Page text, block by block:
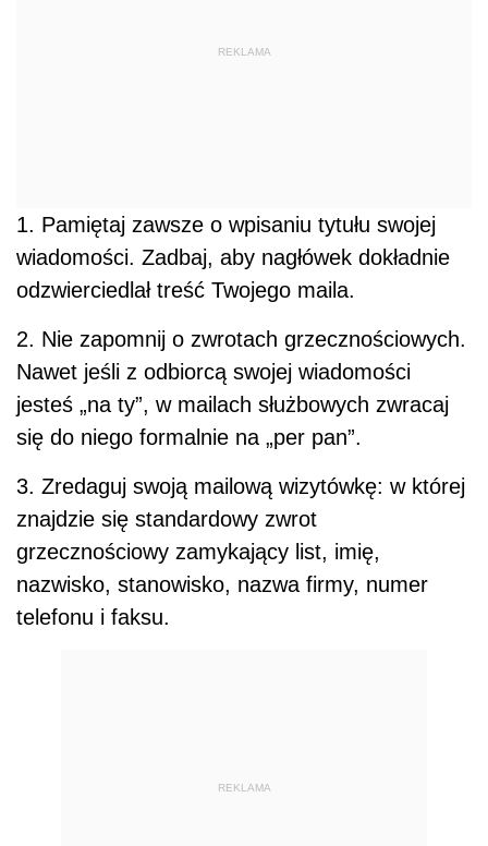
REKLAMA
1. Pamiętaj zawsze o wpisaniu tytułu swojej
wiadomości. Zadbaj, aby nagłówek dokładnie
odzwierciedlał treść Twojego maila.
2. Nie zapomnij o zwrotach grzecznościowych.
Nawet jeśli z odbiorcą swojej wiadomości
jesteś „na ty”, w mailach służbowych zwracaj
się do niego formalnie na „per pan”.
3. Zredaguj swoją mailową wizytówkę: w której
znajdzie się standardowy zwrot
grzecznościowy zamykający list, imię,
nazwisko, stanowisko, nazwa firmy, numer
telefonu i faksu.
REKLAMA